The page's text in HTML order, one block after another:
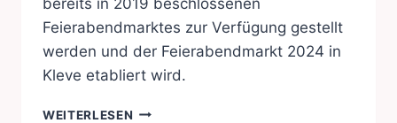
Feierabendmarktes zur Verfügung gestellt
werden und der Feierabendmarkt 2024 in
Kleve etabliert wird.
WEITERLESEN FEIERABENDMARKT